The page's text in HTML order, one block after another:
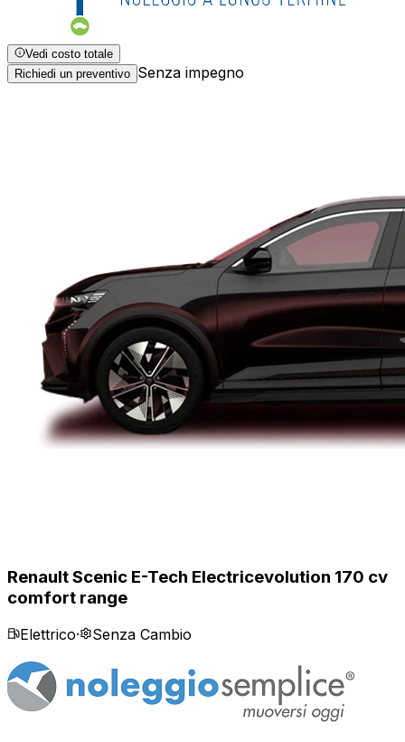
Vedi costo totale
Richiedi un preventivo Senza impegno
Renault Scenic E-Tech Electricevolution 170 cv
comfort range
Elettrico· Senza Cambio